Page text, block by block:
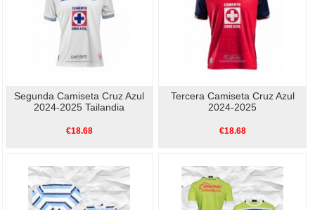
Segunda Camiseta Cruz Azul
2024-2025 Tailandia
€18.68
Tercera Camiseta Cruz Azul
2024-2025
€18.68